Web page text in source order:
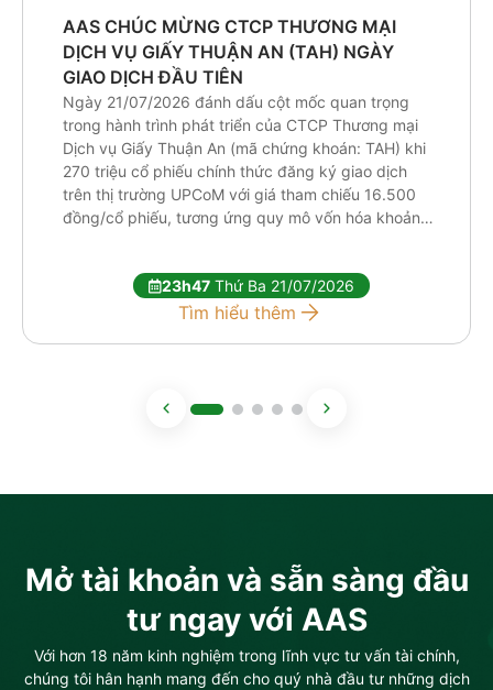
AAS CHÚC MỪNG CTCP THƯƠNG MẠI
DỊCH VỤ GIẤY THUẬN AN (TAH) NGÀY
GIAO DỊCH ĐẦU TIÊN
Ngày 21/07/2026 đánh dấu cột mốc quan trọng
trong hành trình phát triển của CTCP Thương mại
Dịch vụ Giấy Thuận An (mã chứng khoán: TAH) khi
270 triệu cổ phiếu chính thức đăng ký giao dịch
trên thị trường UPCoM với giá tham chiếu 16.500
đồng/cổ phiếu, tương ứng quy mô vốn hóa khoảng
23h47Thứ Ba 21/07/2026
Tìm hiểu thêm
Mở tài khoản và sẵn sàng đầu
tư ngay với AAS
Với hơn 18 năm kinh nghiệm trong lĩnh vực tư vấn tài chính,
chúng tôi hân hạnh mang đến cho quý nhà đầu tư những dịch